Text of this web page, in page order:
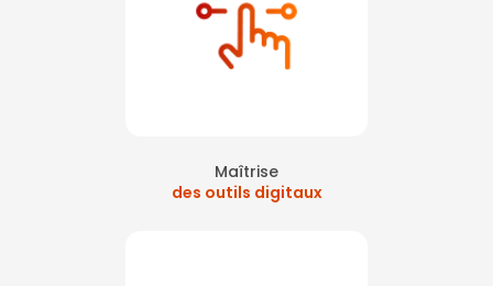
Maîtrise
des outils digitaux